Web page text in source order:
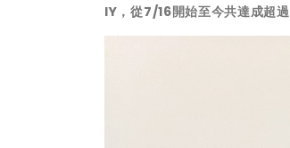
IY，從7/16開始至今共達成超